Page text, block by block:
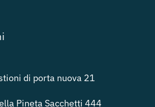
di porta nuova 21
Pineta Sacchetti 444